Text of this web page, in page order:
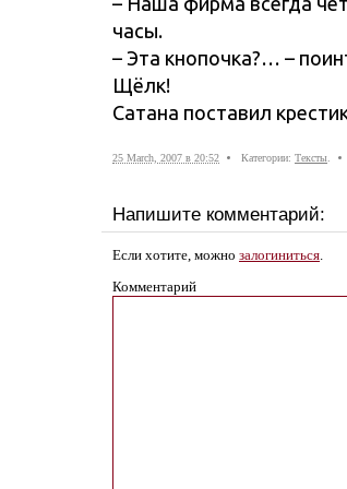
часы.
– Эта кнопочка?… –
Щёлк!
Сатана поставил
25 March, 2007 в 20:52 Категории: Тексты
Напишите комментарий:
Если хотите, можно залогиниться.
Комментарий